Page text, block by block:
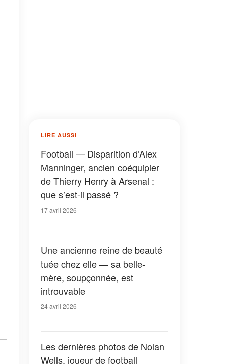
LIRE AUSSI
Football — Disparition d’Alex
Manninger, ancien coéquipier
de Thierry Henry à Arsenal :
que s’est-il passé ?
17 avril 2026
Une ancienne reine de beauté
tuée chez elle — sa belle-
mère, soupçonnée, est
introuvable
24 avril 2026
Les dernières photos de Nolan
Wells, joueur de football